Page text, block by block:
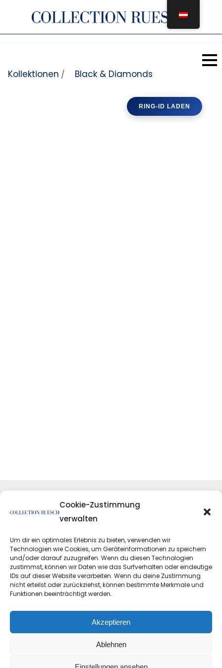
Cookie-Zustimmung
verwalten
Um dir ein optimales Erlebnis zu bieten, verwenden wir
Technologien wie Cookies, um Geräteinformationen zu speichern
und/oder darauf zuzugreifen. Wenn du diesen Technologien
zustimmst, können wir Daten wie das Surfverhalten oder eindeutige
IDs auf dieser Website verarbeiten. Wenn du deine Zustimmung
nicht erteilst oder zurückziehst, können bestimmte Merkmale und
Funktionen beeinträchtigt werden.
Akzeptieren
Ablehnen
Kollektionen / Black & Diamonds
RING-ID LADEN
Impressum